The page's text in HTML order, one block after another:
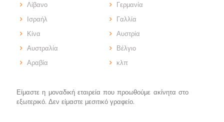
Λίβανο
Ισραήλ
Κίνα
Αυστραλία
Αραβία
Γερμανία
Γαλλία
Αυστρία
Βέλγιο
κλπ
Είμαστε η μοναδική εταιρεία που προωθούμε ακίνητα στο
εξωτερικό. Δεν είμαστε μεσιτικό γραφείο.